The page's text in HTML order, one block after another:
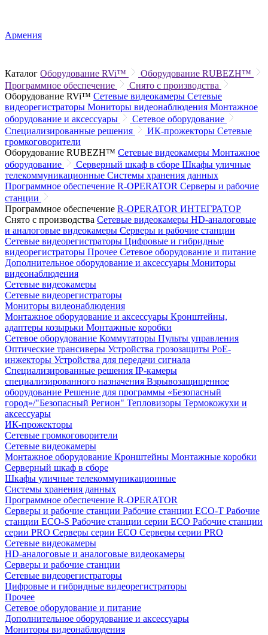
Армения
Каталог Оборудование RVi™
Оборудование RUBEZH™
Программное обеспечение
Снято с производства
Оборудование RVi™ Сетевые видеокамеры Сетевые
видеорегистраторы Мониторы видеонаблюдения Монтажное
оборудование и аксессуары
Сетевое оборудование
Специализированные решения
ИК-прожекторы Сетевые
громкоговорители
Оборудование RUBEZH™ Сетевые видеокамеры Монтажное
оборудование
Серверный шкаф в сборе Шкафы уличные
телекоммуникационные Системы хранения данных
Программное обеспечение R-OPERATOR Серверы и рабочие
станции
Программное обеспечение R-OPERATOR ИНТЕГРАТОР
Снято с производства Сетевые видеокамеры HD-аналоговые
и аналоговые видеокамеры Серверы и рабочие станции
Сетевые видеорегистраторы Цифровые и гибридные
видеорегистраторы Прочее Сетевое оборудование и питание
Дополнительное оборудование и аксессуары Мониторы
видеонаблюдения
Сетевые видеокамеры
Сетевые видеорегистраторы
Мониторы видеонаблюдения
Монтажное оборудование и аксессуары Кронштейны,
адаптеры козырьки Монтажные коробки
Сетевое оборудование Коммутаторы Пульты управления
Оптические трансиверы Устройства грозозащиты PoE-
инжекторы Устройства для передачи сигнала
Специализированные решения IP-камеры
специализированного назначения Взрывозащищенное
оборудование Решение для программы «Безопасный
город»/"Безопасный Регион" Тепловизоры Термокожухи и
аксессуары
ИК-прожекторы
Сетевые громкоговорители
Сетевые видеокамеры
Монтажное оборудование Кронштейны Монтажные коробки
Серверный шкаф в сборе
Шкафы уличные телекоммуникационные
Системы хранения данных
Программное обеспечение R-OPERATOR
Серверы и рабочие станции Рабочие станции ECO-T Рабочие
станции ECO-S Рабочие станции серии ECO Рабочие станции
серии PRO Серверы серии ECO Серверы серии PRO
Сетевые видеокамеры
HD-аналоговые и аналоговые видеокамеры
Серверы и рабочие станции
Сетевые видеорегистраторы
Цифровые и гибридные видеорегистраторы
Прочее
Сетевое оборудование и питание
Дополнительное оборудование и аксессуары
Мониторы видеонаблюдения